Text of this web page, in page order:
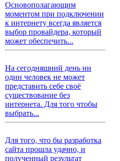
Основополагающим
моментом при подключении
к интернету всегда является
выбор провайдера, который
может обеспечить...
На сегодняшний день ни
один человек не может
представить себе своё
существование без
интернета. Для того чтобы
выбрать...
Для того, что бы разработка
сайта прошла удачно, и
полученный результат